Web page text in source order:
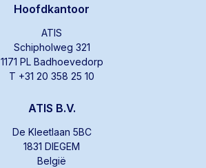
Hoofdkantoor
ATIS
Schipholweg 321
1171 PL Badhoevedorp
T +31 20 358 25 10
ATIS B.V.
De Kleetlaan 5BC
1831 DIEGEM
België